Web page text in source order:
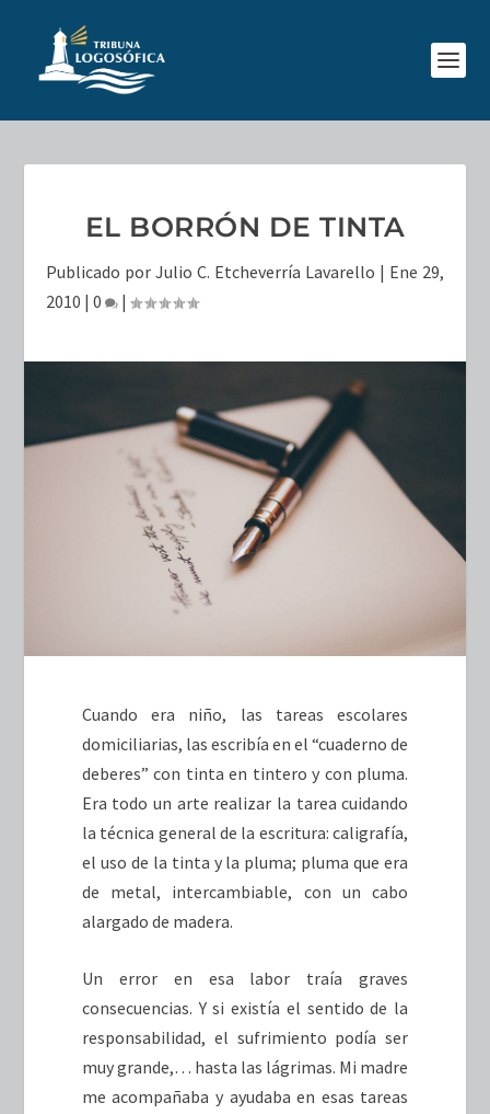
EL BORRÓN DE TINTA
Publicado porJulio C. Etcheverría Lavarello | Ene 29,
2010 |0 |
Cuando era niño, las tareas escolares
domiciliarias, las escribía en el “cuaderno de
deberes” con tinta en tintero y con pluma.
Era todo un arte realizar la tarea cuidando
la técnica general de la escritura: caligrafía,
el uso de la tinta y la pluma; pluma que era
de metal, intercambiable, con un cabo
alargado de madera.
Un error en esa labor traía graves
consecuencias. Y si existía el sentido de la
responsabilidad, el sufrimiento podía ser
muy grande,… hasta las lágrimas. Mi madre
me acompañaba y ayudaba en esas tareas